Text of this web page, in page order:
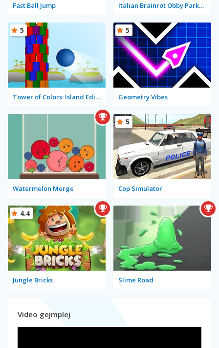
Fast Ball Jump Italian Brainrot Obby Parkour
Tower of Colors: Island Edition
5
Geometry Vibes
5
Watermelon Merge Cop Simulator
5
Jungle Bricks
4.4
Slime Road
Video gejmplej